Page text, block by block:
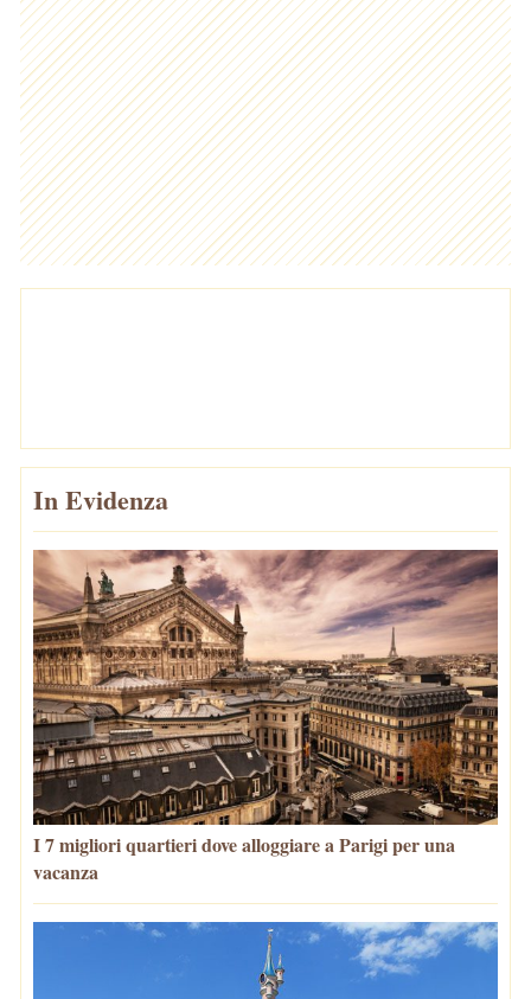
In Evidenza
I 7 migliori quartieri dove alloggiare a Parigi per una
vacanza